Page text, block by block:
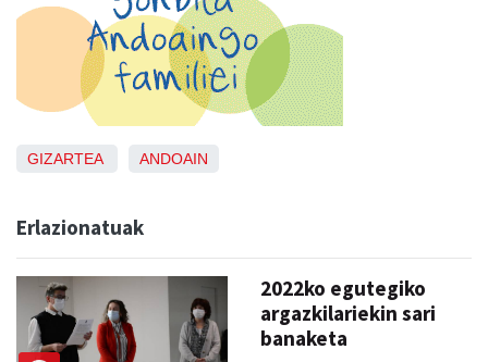
GIZARTEA ANDOAIN
Erlazionatuak
2022ko egutegiko
argazkilariekin sari
banaketa